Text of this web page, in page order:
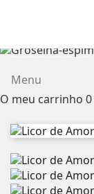
PORTES GRÁTIS
Menu
O meu carrinho 0